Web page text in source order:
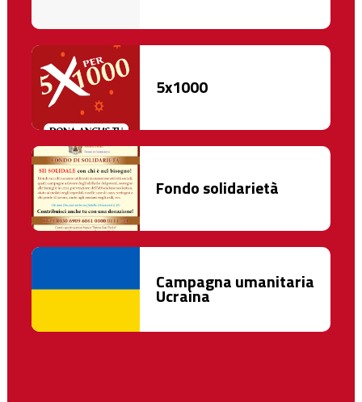
5x1000
Fondo solidarietà
Campagna umanitaria
Ucraina